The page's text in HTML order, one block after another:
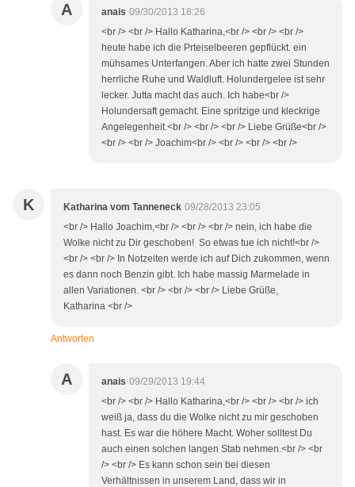
A anais 09/30/2013 18:26
<br /> <br /> Hallo Katharina,<br /> <br /> <br />
heute habe ich die Prteiselbeeren gepflückt. ein
mühsames Unterfangen. Aber ich hatte zwei Stunden
herrliche Ruhe und Waldluft. Holundergelee ist sehr
lecker. Jutta macht das auch. Ich habe<br />
Holundersaft gemacht. Eine spritzige und kleckrige
Angelegenheit.<br /> <br /> <br /> Liebe Grüße<br />
<br /> <br /> Joachim<br /> <br /> <br /> <br />
K Katharina vom Tanneneck 09/28/2013 23:05
<br /> Hallo Joachim,<br /> <br /> <br /> nein, ich habe die
Wolke nicht zu Dir geschoben! So etwas tue ich nicht!<br />
<br /> <br /> In Notzeiten werde ich auf Dich zukommen, wenn
es dann noch Benzin gibt. Ich habe massig Marmelade in
allen Variationen. <br /> <br /> <br /> Liebe Grüße,
Katharina <br />
Antworten
A anais 09/29/2013 19:44
<br /> <br /> Hallo Katharina,<br /> <br /> <br /> ich
weiß ja, dass du die Wolke nicht zu mir geschoben
hast. Es war die höhere Macht. Woher solltest Du
auch einen solchen langen Stab nehmen.<br /> <br
/> <br /> Es kann schon sein bei diesen
Verhältnissen in unserem Land, dass wir in